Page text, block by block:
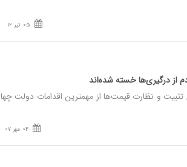
05 تیر 12
از درگیری‌ها خسته شده‌اند
و نظارت قیمت‌ها از مهمترین اقدامات دولت
04 مهر 07